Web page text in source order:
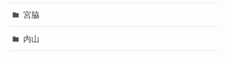
宮脇
内山